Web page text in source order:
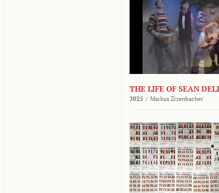
THE LIFE OF SEAN
2025 / Markus Zizenbacher